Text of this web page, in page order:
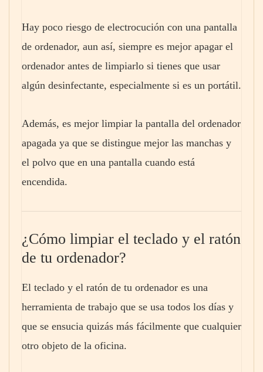
Hay poco riesgo de electrocución con una pantalla
de ordenador, aun así, siempre es mejor apagar el
ordenador antes de limpiarlo si tienes que usar
algún desinfectante, especialmente si es un portátil.
Además, es mejor limpiar la pantalla del ordenador
apagada ya que se distingue mejor las manchas y
el polvo que en una pantalla cuando está
encendida.
¿Cómo limpiar el teclado y el ratón
de tu ordenador?
El teclado y el ratón de tu ordenador es una
herramienta de trabajo que se usa todos los días y
que se ensucia quizás más fácilmente que cualquier
otro objeto de la oficina.